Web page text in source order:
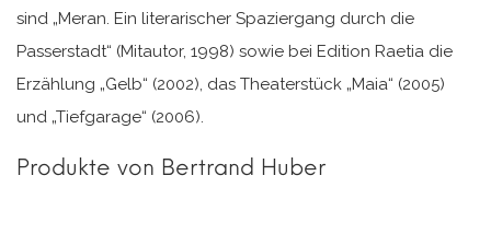
sind „Meran. Ein literarischer Spaziergang durch die
Passerstadt“ (Mitautor, 1998) sowie bei Edition Raetia die
Erzählung „Gelb“ (2002), das Theaterstück „Maia“ (2005)
und „Tiefgarage“ (2006).
Produkte von Bertrand Huber